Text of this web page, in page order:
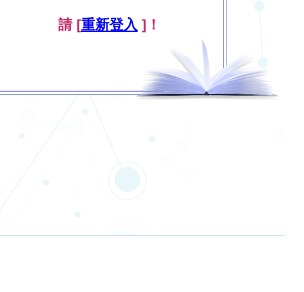
請 [重新登入 ]！